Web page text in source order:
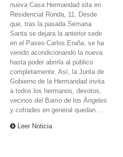
nueva Casa Hermandad sita en
Residencial Ronda, 11. Desde
que, tras la pasada Semana
Santa se dejara la anterior sede
en el Paseo Carlos Eraña, se ha
venido acondicionando la nueva
hasta poder abrirla al público
completamente. Así, la Junta de
Gobierno de la Hermandad invita
a todos los hermanos, devotos,
vecinos del Barrio de los Ángeles
y cofrades en general quedan ...
Leer Noticia